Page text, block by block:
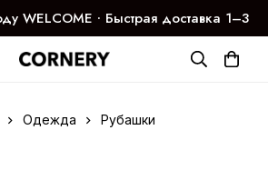
WELCOME ∙ Быстрая доставка 1–3
дня
Одежда Рубашки